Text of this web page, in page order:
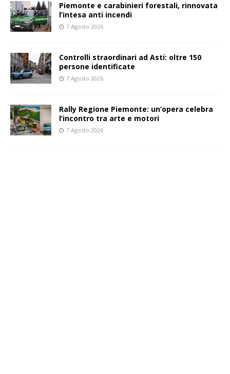
Piemonte e carabinieri forestali, rinnovata
l’intesa anti incendi
7 Agosto 2026
Controlli straordinari ad Asti: oltre 150
persone identificate
7 Agosto 2026
Rally Regione Piemonte: un’opera celebra
l’incontro tra arte e motori
7 Agosto 2026